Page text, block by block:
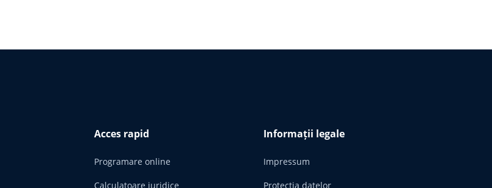
Acces rapid
Programare online
Calculatoare juridice
Informații legale
Impressum
Protecția datelor